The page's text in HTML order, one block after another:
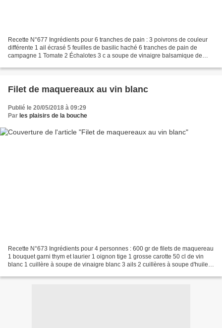
Recette N°677 Ingrédients pour 6 tranches de pain : 3 poivrons de couleur
différente 1 ail écrasé 5 feuilles de basilic haché 6 tranches de pain de
campagne 1 Tomate 2 Échalotes 3 c a soupe de vinaigre balsamique de
Filet de maquereaux au vin blanc
Publié le 20/05/2018 à 09:29
Par les plaisirs de la bouche
Recette N°673 Ingrédients pour 4 personnes : 600 gr de filets de maquereau
1 bouquet garni thym et laurier 1 oignon tige 1 grosse carotte 50 cl de vin
blanc 1 cuillère à soupe de vinaigre blanc 3 ails 2 cuillères à soupe d'huile